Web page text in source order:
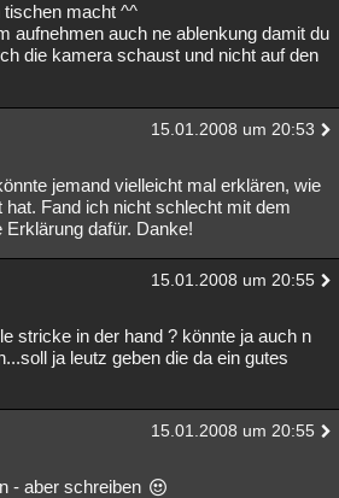
macht ^^
aufnehmen auch ne ablenkung damit du
die kamera schaust und nicht auf den
15.01.2008 um 20:53
jemand vielleicht mal erklären, wie
Fand ich nicht schlecht mit dem
dafür. Danke!
15.01.2008 um 20:55
stricke in der hand ? könnte ja auch n
ja leutz geben die da ein gutes
15.01.2008 um 20:55
- aber schreiben